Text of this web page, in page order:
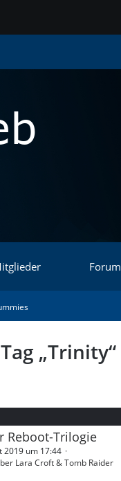
Forum
„Trinity“
Reboot-Trilogie
2019 um 17:44
Lara Croft & Tomb Raider